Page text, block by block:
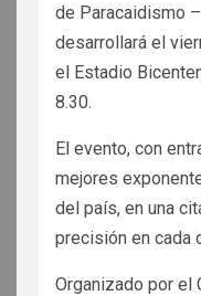
de Paracaidismo –
desarrollará el
el Estadio
8.30.
El evento, con
mejores
del país, en una
precisión en cada
Organizado por el